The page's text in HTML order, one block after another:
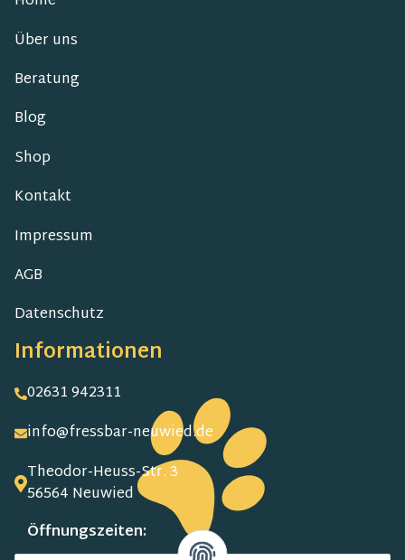
Über uns
Beratung
Blog
Shop
Kontakt
Impressum
AGB
Datenschutz
Informationen
02631 942311
info@fressbar-neuwied.de
Theodor-Heuss-Str. 3
56564 Neuwied
Öffnungszeiten: